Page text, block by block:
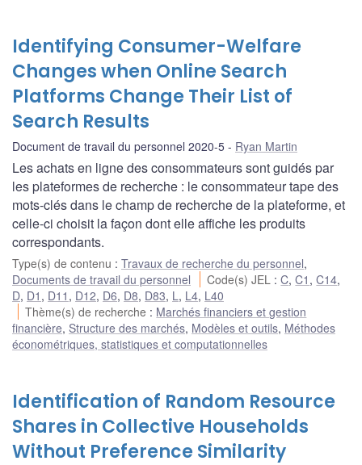
Identifying Consumer-Welfare
Changes when Online Search
Platforms Change Their List of
Search Results
Document de travail du personnel 2020-5 Ryan Martin
Les achats en ligne des consommateurs sont guidés par
les plateformes de recherche : le consommateur tape des
mots-clés dans le champ de recherche de la plateforme, et
celle-ci choisit la façon dont elle affiche les produits
correspondants.
Type(s) de contenu : Travaux de recherche du personnel,
Documents de travail du personnel
Code(s) JEL :C,C1 ,C14,
D, D1 , D11 , D12, D6, D8, D83, L, L4, L40
Thème(s) de recherche : Marchés financiers et gestion
financière, Structure des marchés, Modèles et outils, Méthodes
économétriques, statistiques et computationnelles
Identification of Random Resource
Shares in Collective Households
Without Preference Similarity